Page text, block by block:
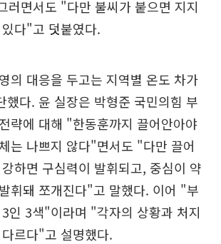
러면서도 "다만 불씨가 붙으면 지지
다"고 덧붙였다.
의 대응을 두고는 지역별 온도 차가
했다. 윤 실장은 박형준 국민의힘 부
략에 대해 "한동훈까지 끌어안아야
는 나쁘지 않다"면서도 "다만 끌어
하면 구심력이 발휘되고, 중심이 약
휘돼 쪼개진다"고 말했다. 이어 "부
3인 3색"이라며 "각자의 상황과 처지
르다"고 설명했다.